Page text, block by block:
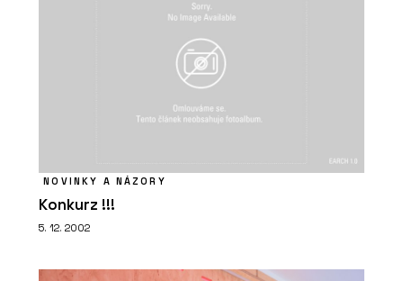
NOVINKY A NÁZORY
Konkurz !!!
5. 12. 2002